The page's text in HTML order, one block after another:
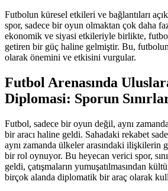
Futbolun küresel etkileri ve bağlantıları
spor, sadece bir oyun olmaktan çok daha
ekonomik ve siyasi etkileriyle birlikte,
getiren bir güç haline gelmiştir. Bu,
olarak önemini ve etkisini vurgular.
Futbol Arenasında
Diplomasi: Sporun
Futbol, sadece bir oyun değil, aynı
bir aracı haline geldi. Sahadaki rekabet
aynı zamanda ülkeler arasındaki ilişkilerin
bir rol oynuyor. Bu heyecan verici spor,
geldi, çatışmaların yumuşatılmasından
birçok alanda diplomatik bir araç olarak